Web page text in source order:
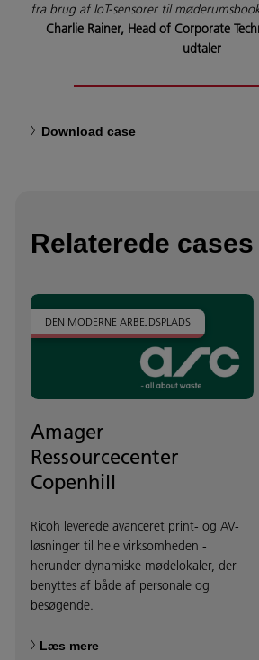
fra brug af IoT-sensorer til
Charlie Rainer, Head of Corporate
udtaler
Download case
Relaterede cases
DEN MODERNE ARBEJDSPLADS
Amager
Ressourcecenter
Copenhill
Ricoh leverede avanceret print- og AV-
løsninger til hele virksomheden -
herunder dynamiske mødelokaler, der
benyttes af både af personale og
besøgende.
Læs mere